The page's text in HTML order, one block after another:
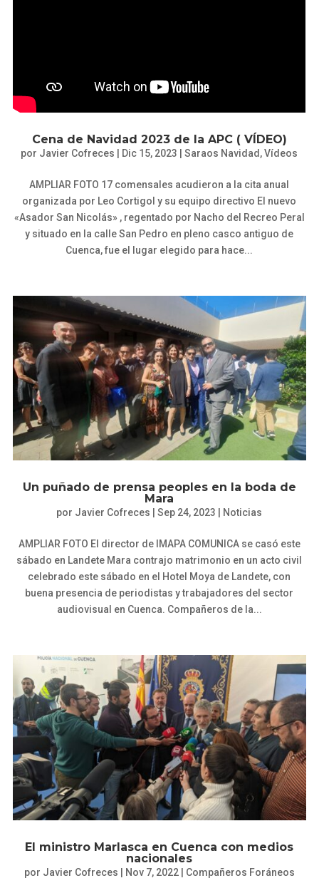
Cena de Navidad 2023 de la APC ( VÍDEO)
por Javier Cofreces Dic 15, 2023 |Saraos Navidad ,Vídeos
AMPLIAR FOTO 17 comensales acudieron a la cita anual
organizada por Leo Cortigol y su equipo directivo El nuevo
«Asador San Nicolás» , regentado por Nacho del Recreo Peral
y situado en la calle San Pedro en pleno casco antiguo de
Cuenca, fue el lugar elegido para hace...
Un puñado de prensa peoples en la boda de
Mara
por Javier Cofreces |Sep 24, 2023 Noticias
AMPLIAR FOTO El director de IMAPA COMUNICA se casó este
sábado en Landete Mara contrajo matrimonio en un acto civil
celebrado este sábado en el Hotel Moya de Landete, con
buena presencia de periodistas y trabajadores del sector
audiovisual en Cuenca. Compañeros de la...
El ministro Marlasca en Cuenca con medios
nacionales
por Javier Cofreces | Nov 7, 2022| Compañeros Foráneos